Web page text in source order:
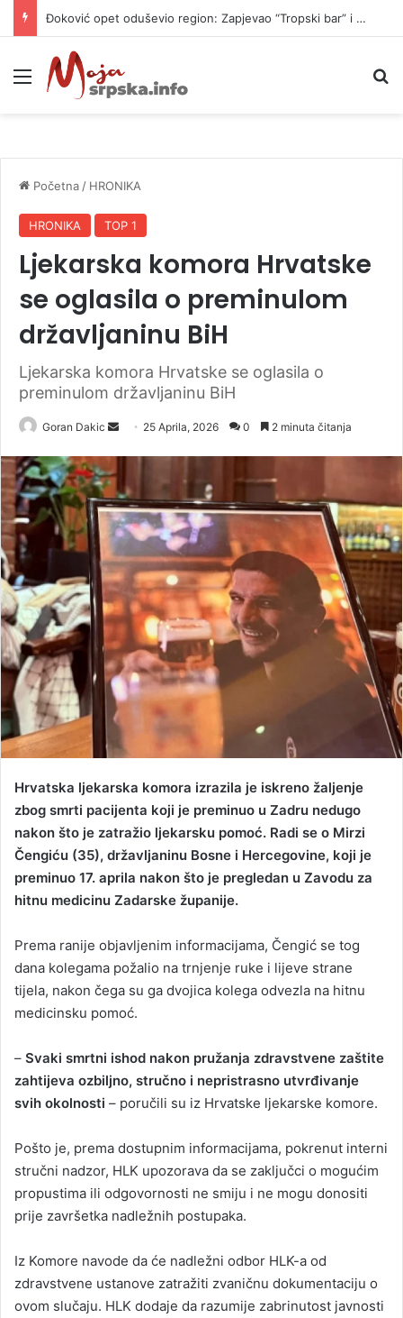
Đoković opet oduševio region: Zapjevao “Tropski bar” i zaplesao (VIDEO)
Meni
Početna / HRONIKA
HRONIKA TOP 1
Ljekarska komora Hrvatske
se oglasila o preminulom
državljaninu BiH
Ljekarska komora Hrvatske se oglasila o
preminulom državljaninu BiH
Goran Dakic
d
a
n
e
m
a
i
l
25 Aprila, 2026 0 2 minuta čitanja
Hrvatska ljekarska komora izrazila je iskreno žaljenje
zbog smrti pacijenta koji je preminuo u Zadru nedugo
nakon što je zatražio ljekarsku pomoć. Radi se o Mirzi
Čengiću (35), državljaninu Bosne i Hercegovine, koji je
preminuo 17. aprila nakon što je pregledan u Zavodu za
hitnu medicinu Zadarske županije.
Prema ranije objavljenim informacijama, Čengić se tog
dana kolegama požalio na trnjenje ruke i lijeve strane
tijela, nakon čega su ga dvojica kolega odvezla na hitnu
medicinsku pomoć.
– Svaki smrtni ishod nakon pružanja zdravstvene zaštite
zahtijeva ozbiljno, stručno i nepristrasno utvrđivanje
svih okolnosti – poručili su iz Hrvatske ljekarske komore.
Pošto je, prema dostupnim informacijama, pokrenut interni
stručni nadzor, HLK upozorava da se zaključci o mogućim
propustima ili odgovornosti ne smiju i ne mogu donositi
prije završetka nadležnih postupaka.
Iz Komore navode da će nadležni odbor HLK-a od
zdravstvene ustanove zatražiti zvaničnu dokumentaciju o
ovom slučaju. HLK dodaje da razumije zabrinutost javnosti